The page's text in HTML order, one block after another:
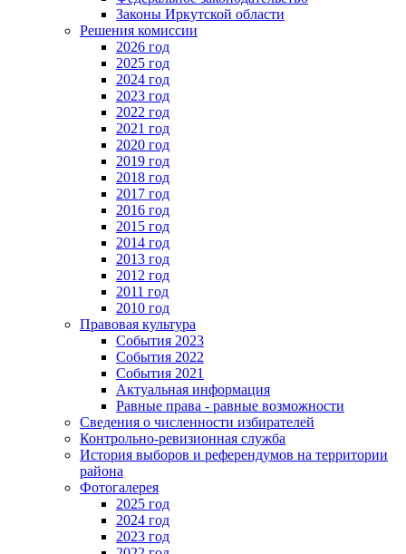
Законы Иркутской области
Решения комиссии
2026 год
2025 год
2024 год
2023 год
2022 год
2021 год
2020 год
2019 год
2018 год
2017 год
2016 год
2015 год
2014 год
2013 год
2012 год
2011 год
2010 год
Правовая культура
События 2023
События 2022
События 2021
Актуальная информация
Равные права - равные возможности
Сведения о численности избирателей
Контрольно-ревизионная служба
История выборов и референдумов на территории
района
Фотогалерея
2025 год
2024 год
2023 год